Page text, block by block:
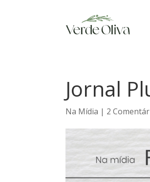
Jornal
Na Mídia | 2